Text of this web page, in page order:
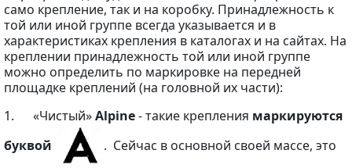
само крепление, так и на коробку. Принадлежность к
той или иной группе всегда указывается и в
характеристиках крепления в каталогах и на сайтах. На
креплении принадлежность той или иной группе
можно определить по маркировке на передней
площадке креплений (на головной их части):
1. «Чистый»Alpine- такие крепления маркируются
буквой
. Сейчас в основной своей массе, это